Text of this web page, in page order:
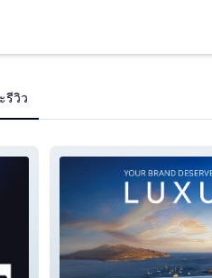
รีวิว